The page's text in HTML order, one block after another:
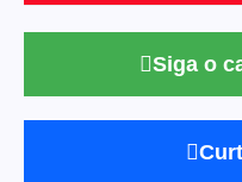
Siga o